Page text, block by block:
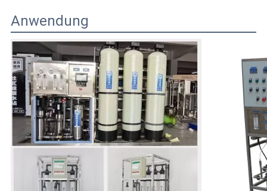
Anwendung